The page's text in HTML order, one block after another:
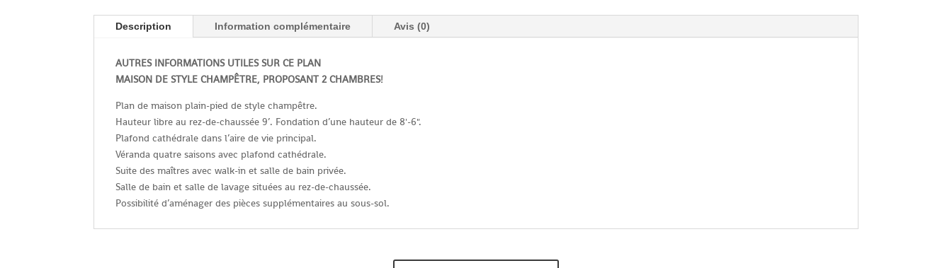
Description Information complémentaire Avis (0)
AUTRES INFORMATIONS UTILES SUR CE PLAN
MAISON DE STYLE CHAMPÊTRE, PROPOSANT 2 CHAMBRES!
Plan de maison plain-pied de style champêtre.
Hauteur libre au rez-de-chaussée 9’. Fondation d’une hauteur de 8'-6".
Plafond cathédrale dans l’aire de vie principal.
Véranda quatre saisons avec plafond cathédrale.
Suite des maîtres avec walk-in et salle de bain privée.
Salle de bain et salle de lavage situées au rez-de-chaussée.
Possibilité d’aménager des pièces supplémentaires au sous-sol.